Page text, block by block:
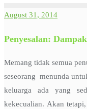
August 31, 2014
Penyesalan:
Memang tidak semua
seseorang menunda
keluarga ada yang
kekecualian. Akan